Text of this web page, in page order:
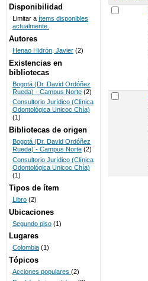
BIBLIOTECAS
UNICOC
Disponibilidad
Limitar a ítems disponibles
actualmente.
Autores
Henao Hidrón, Javier (2)
Existencias en
bibliotecas
Bogotá (Dr. David Ordóñez
Rueda) - Campus Norte (2)
Consultorio Jurídico (Clínica
Odontológica Unicoc Chía)
(1)
Bibliotecas de origen
Bogotá (Dr. David Ordóñez
Rueda) - Campus Norte (2)
Consultorio Jurídico (Clínica
Odontológica Unicoc Chía)
(1)
Tipos de ítem
Libro (2)
Ubicaciones
Segundo piso (1)
Lugares
Colombia (1)
Tópicos
Acciones populares (2)